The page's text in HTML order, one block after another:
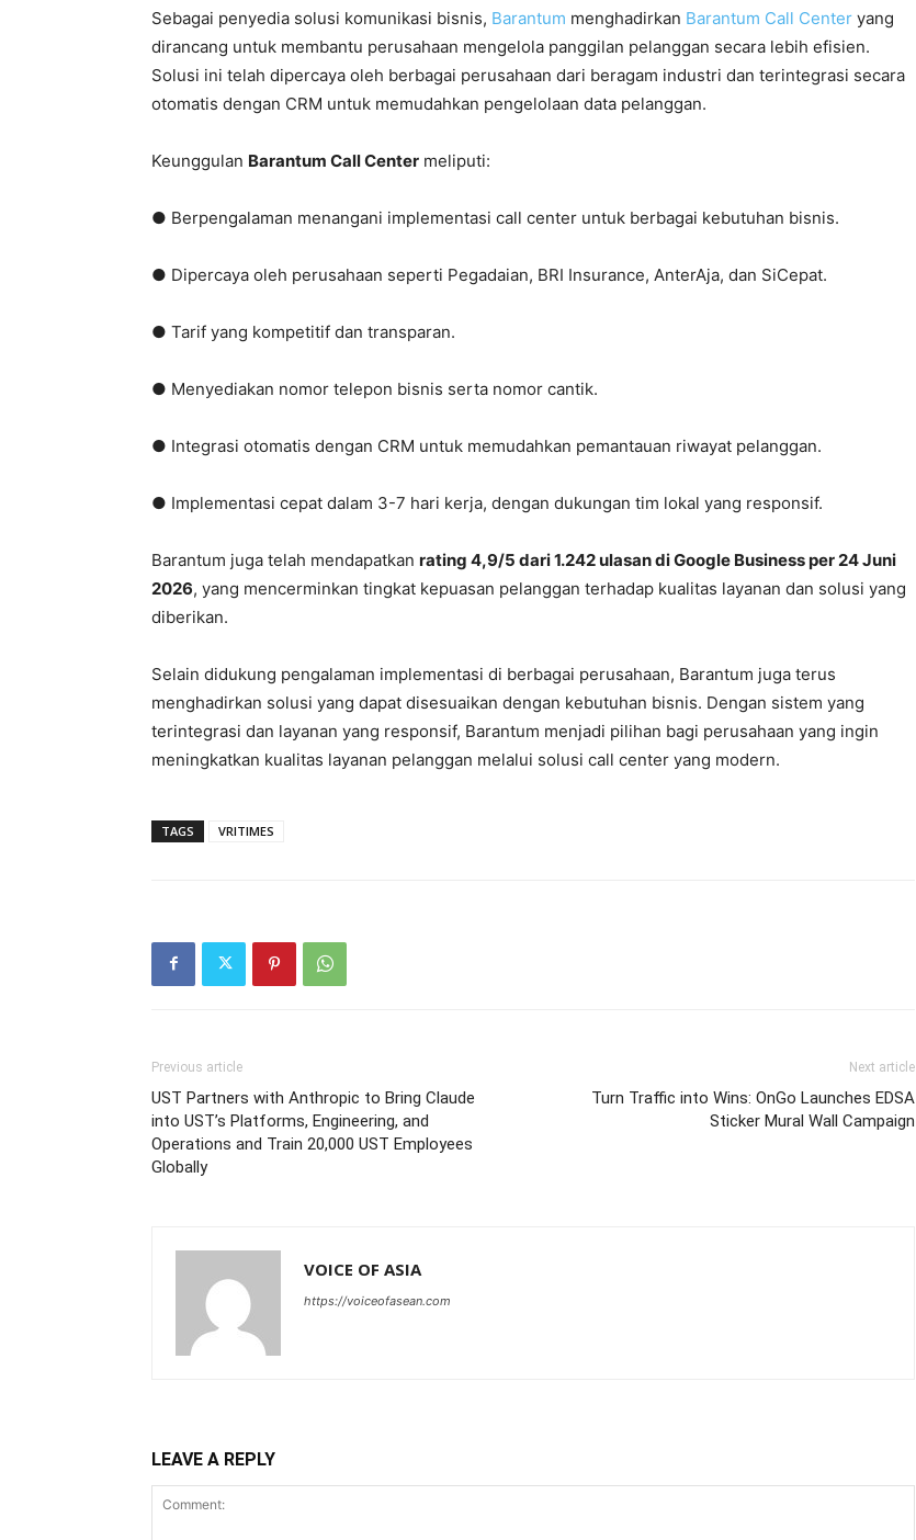
Sebagai penyedia solusi komunikasi bisnis, Barantum menghadirkan Barantum Call Center yang
dirancang untuk membantu perusahaan mengelola panggilan pelanggan secara lebih efisien.
Solusi ini telah dipercaya oleh berbagai perusahaan dari beragam industri dan terintegrasi secara
otomatis dengan CRM untuk memudahkan pengelolaan data pelanggan.
Keunggulan Barantum Call Center meliputi:
● Berpengalaman menangani implementasi call center untuk berbagai kebutuhan bisnis.
● Dipercaya oleh perusahaan seperti Pegadaian, BRI Insurance, AnterAja, dan SiCepat.
● Tarif yang kompetitif dan transparan.
● Menyediakan nomor telepon bisnis serta nomor cantik.
● Integrasi otomatis dengan CRM untuk memudahkan pemantauan riwayat pelanggan.
● Implementasi cepat dalam 3-7 hari kerja, dengan dukungan tim lokal yang responsif.
Barantum juga telah mendapatkan rating 4,9/5 dari 1.242 ulasan di Google Business per 24 Juni
2026, yang mencerminkan tingkat kepuasan pelanggan terhadap kualitas layanan dan solusi yang
diberikan.
Selain didukung pengalaman implementasi di berbagai perusahaan, Barantum juga terus
menghadirkan solusi yang dapat disesuaikan dengan kebutuhan bisnis. Dengan sistem yang
terintegrasi dan layanan yang responsif, Barantum menjadi pilihan bagi perusahaan yang ingin
meningkatkan kualitas layanan pelanggan melalui solusi call center yang modern.
TAGS VRITIMES
Previous article
UST Partners with Anthropic to Bring Claude
into UST’s Platforms, Engineering, and
Operations and Train 20,000 UST Employees
Globally
Next article
Turn Traffic into Wins: OnGo Launches EDSA
Sticker Mural Wall Campaign
VOICE OF ASIA
https://voiceofasean.com
LEAVE A REPLY